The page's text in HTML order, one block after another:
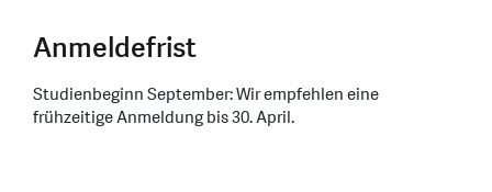
Anmeldefrist
Studienbeginn September: Wir empfehlen eine
frühzeitige Anmeldung bis 30. April.